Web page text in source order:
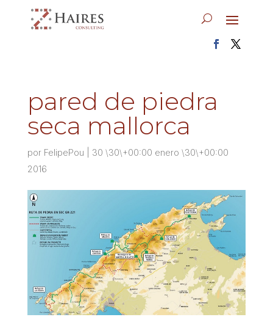
pared de piedra
seca mallorca
por FelipePou
30 \30\+00:00 enero \30\+00:00
2016